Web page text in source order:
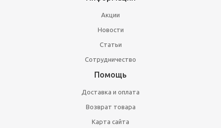
Акции
Новости
Статьи
Сотрудничество
Помощь
Доставка и оплата
Возврат товара
Карта сайта